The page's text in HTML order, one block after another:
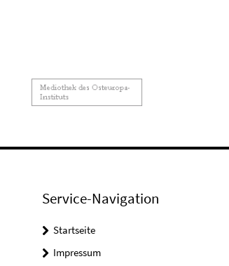
Service-Navigation
Startseite
Impressum